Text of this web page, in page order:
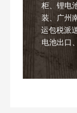
柜、锂电
装、广州
运包税派
电池出口